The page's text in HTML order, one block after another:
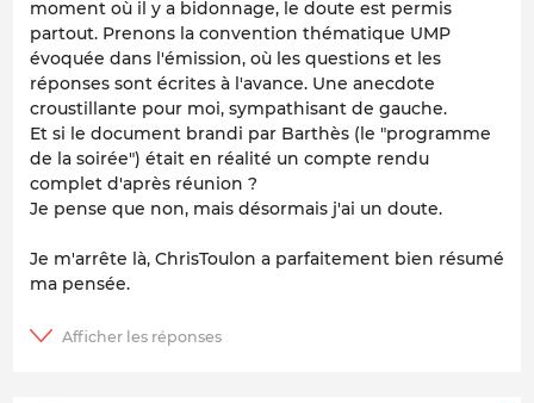
moment où il y a bidonnage, le doute est permis
partout. Prenons la convention thématique UMP
évoquée dans l'émission, où les questions et les
réponses sont écrites à l'avance. Une anecdote
croustillante pour moi, sympathisant de gauche.
Et si le document brandi par Barthès (le "programme
de la soirée") était en réalité un compte rendu
complet d'après réunion ?
Je pense que non, mais désormais j'ai un doute.
Je m'arrête là, ChrisToulon a parfaitement bien résumé
ma pensée.